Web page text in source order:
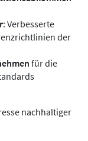
: Verbesserte
der
für die
nachhaltiger